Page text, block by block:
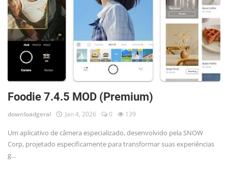
Foodie 7.4.5 MOD (Premium)
downloadgeral Jan 4, 2026 0 139
Um aplicativo de câmera especializado, desenvolvido pela SNOW
Corp, projetado especificamente para transformar suas experiências
g...